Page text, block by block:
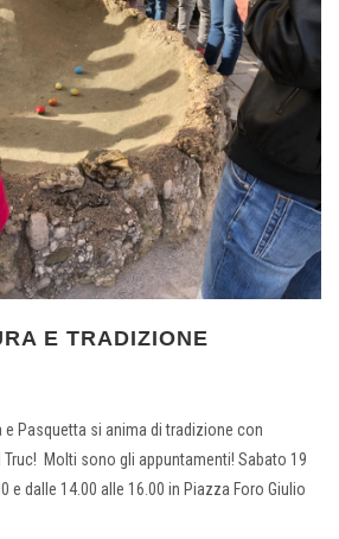
E TRADIZIONE
e Pasquetta si anima di tradizione con
Molti sono gli appuntamenti! Sabato 19
e dalle 14.00 alle 16.00 in Piazza Foro Giulio